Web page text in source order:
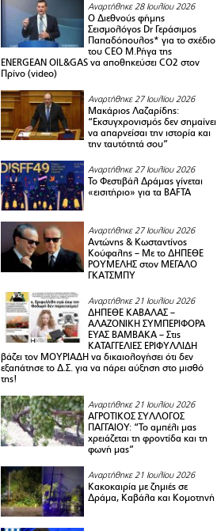
Αναρτήθηκε 28 Ιουλίου 2026
Ο Διεθνούς φήμης
Σεισμολόγος Dr Γεράσιμος
Παπαδόπουλος* για το σχέδιο
του CEO M.Ρήγα της
ENERGEAN OIL&GAS να αποθηκεύσει CO2 στον
Πρίνο (video)
Αναρτήθηκε 27 Ιουλίου 2026
Μακάριος Λαζαρίδης:
“Εκσυγχρονισμός δεν σημαίνει
να απαρνείσαι την ιστορία και
την ταυτότητά σου”
Αναρτήθηκε 27 Ιουλίου 2026
Το Φεστιβάλ Δράμας γίνεται
«εισιτήριο» για τα BAFTA
Αναρτήθηκε 27 Ιουλίου 2026
Αντώνης & Κωσταντίνος
Κούφαλης – Με το ΔΗΠΕΘΕ
ΡΟΥΜΕΛΗΣ στον ΜΕΓΑΛΟ
ΓΚΑΤΣΜΠΥ
Αναρτήθηκε 21 Ιουλίου 2026
ΔΗΠΕΘΕ ΚΑΒΑΛΑΣ –
ΑΛΑΖΟΝΙΚΗ ΣΥΜΠΕΡΙΦΟΡΑ
ΕΥΑΣ ΒΑΜΒΑΚΑ – Στις
ΚΑΤΑΓΓΕΛΙΕΣ ΕΡΙΦΥΛΛΙΔΗ
βάζει τον ΜΟΥΡΙΑΔΗ να δικαιολογήσει ότι δεν
εξαπάτησε το Δ.Σ. για να πάρει αύξηση στο μισθό
της!
Αναρτήθηκε 21 Ιουλίου 2026
ΑΓΡΟΤΙΚΟΣ ΣΥΛΛΟΓΟΣ
ΠΑΓΓΑΙΟY: “Το αμπέλι μας
χρειάζεται τη φροντίδα και τη
φωνή μας”
Αναρτήθηκε 21 Ιουλίου 2026
Κακοκαιρία με ζημιές σε
Δράμα, Καβάλα και Κομοτηνή